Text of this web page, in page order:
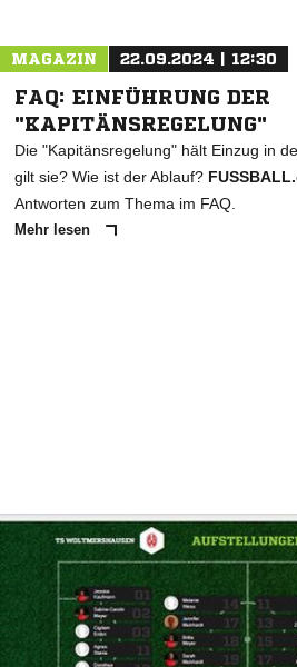
MAGAZIN 22.09.2024 | 12:30
FAQ: EINFÜHRUNG DER
"KAPITÄNSREGELUNG"
Die "Kapitänsregelung" hält Einzug in
gilt sie? Wie ist der Ablauf?
Antworten zum Thema im FAQ.
Mehr lesen